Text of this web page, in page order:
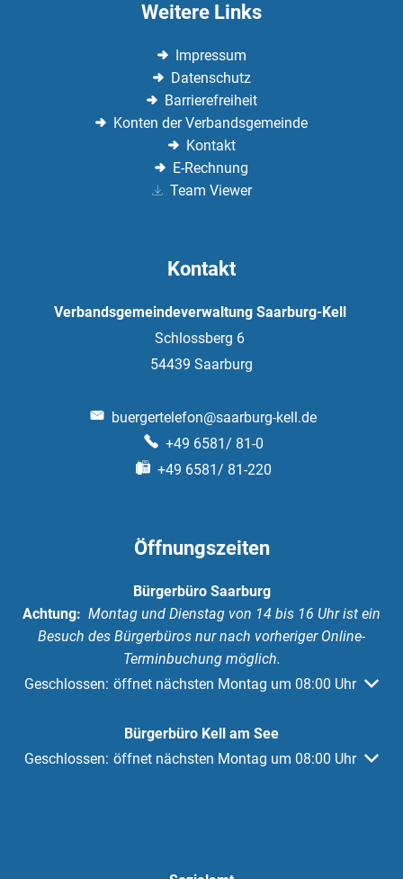
Weitere Links
Impressum
Datenschutz
Barrierefreiheit
Konten der Verbandsgemeinde
Kontakt
E-Rechnung
Team Viewer
Kontakt
Verbandsgemeindeverwaltung Saarburg-Kell
Schlossberg 6
54439 Saarburg
buergertelefon@saarburg-kell.de
+49 6581/ 81-0
+49 6581/ 81-220
Öffnungszeiten
Bürgerbüro Saarburg
Achtung: Montag und Dienstag von 14 bis 16 Uhr ist ein
Besuch des Bürgerbüros nur nach vorheriger Online-
Terminbuchung möglich.
Klicken, um weitere Öffnungs- oder Schließzeiten
Geschlossen: öffnet nächsten Montag um 08:00 Uhr
Bürgerbüro Kell am See
Klicken, um weitere Öffnungs- oder Schließzeiten
Geschlossen: öffnet nächsten Montag um 08:00 Uhr